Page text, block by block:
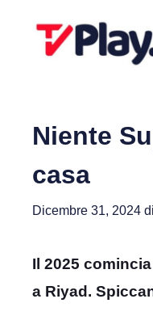
Niente
casa
Dicembre 31, 2024 di
Il 2025
a Riyad.